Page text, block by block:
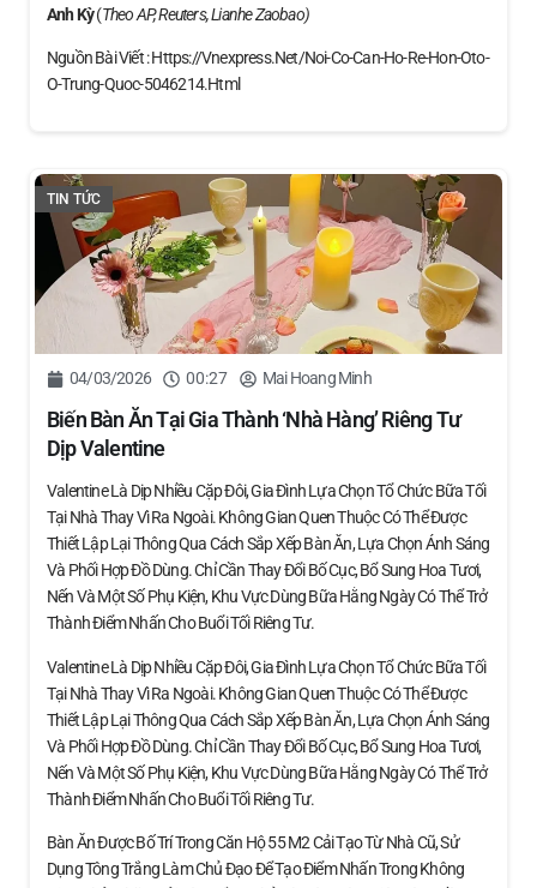
Anh Kỳ(Theo AP, Reuters, Lianhe Zaobao)
Nguồn Bài Viết : Https://vnexpress.net/noi-Co-Can-Ho-Re-Hon-Oto-
O-Trung-Quoc-5046214.html
TIN TỨC
04/03/2026 00:27 Mai Hoang Minh
Biến Bàn Ăn Tại Gia Thành ‘nhà Hàng’ Riêng Tư
Dịp Valentine
Valentine Là Dịp Nhiều Cặp Đôi, Gia Đình Lựa Chọn Tổ Chức Bữa Tối
Tại Nhà Thay Vì Ra Ngoài. Không Gian Quen Thuộc Có Thể Được
Thiết Lập Lại Thông Qua Cách Sắp Xếp Bàn Ăn, Lựa Chọn Ánh Sáng
Và Phối Hợp Đồ Dùng. Chỉ Cần Thay Đổi Bố Cục, Bổ Sung Hoa Tươi,
Nến Và Một Số Phụ Kiện, Khu Vực Dùng Bữa Hằng Ngày Có Thể Trở
Thành Điểm Nhấn Cho Buổi Tối Riêng Tư.
Valentine Là Dịp Nhiều Cặp Đôi, Gia Đình Lựa Chọn Tổ Chức Bữa Tối
Tại Nhà Thay Vì Ra Ngoài. Không Gian Quen Thuộc Có Thể Được
Thiết Lập Lại Thông Qua Cách Sắp Xếp Bàn Ăn, Lựa Chọn Ánh Sáng
Và Phối Hợp Đồ Dùng. Chỉ Cần Thay Đổi Bố Cục, Bổ Sung Hoa Tươi,
Nến Và Một Số Phụ Kiện, Khu Vực Dùng Bữa Hằng Ngày Có Thể Trở
Thành Điểm Nhấn Cho Buổi Tối Riêng Tư.
Bàn Ăn Được Bố Trí Trong Căn Hộ 55 M2 Cải Tạo Từ Nhà Cũ, Sử
Dụng Tông Trắng Làm Chủ Đạo Để Tạo Điểm Nhấn Trong Không